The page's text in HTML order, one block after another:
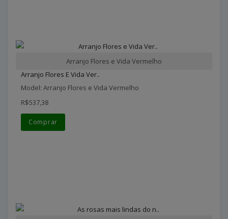
Arranjo Flores e Vida Vermelho
Arranjo Flores E Vida Ver..
Model: Arranjo Flores e Vida Vermelho
R$537,38
Comprar